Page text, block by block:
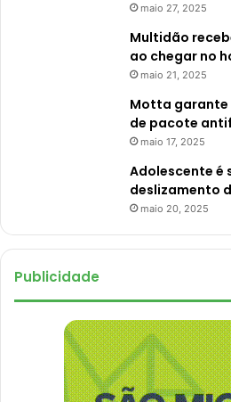
maio 27, 2025
Multidão
ao chegar no
maio 21, 2025
Motta garante
de pacote
maio 17, 2025
Adolescente é
deslizamento
maio 20, 2025
Publicidade